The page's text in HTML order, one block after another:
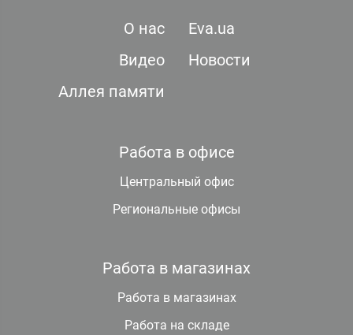
О нас
Eva.ua
Видео
Новости
Аллея памяти
Работа в офисе
Центральный офис
Региональные офисы
Работа в магазинах
Работа в магазинах
Работа на складе